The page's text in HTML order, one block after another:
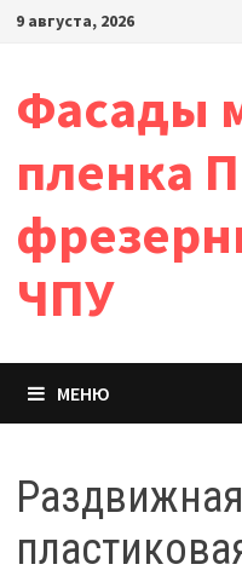
Перейти
9 августа, 2026
Фасады
пленка
ЧПУ
МЕНЮ